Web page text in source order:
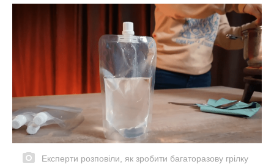
Експерти розповіли, як зробити багаторазову грілку